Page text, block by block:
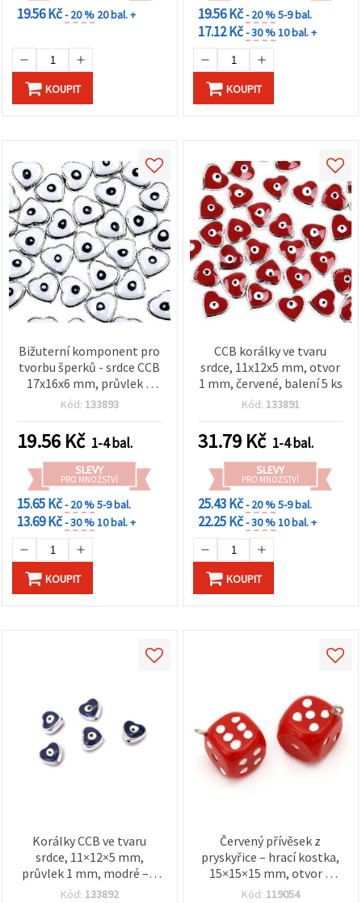
19.56 Kč- 20 % 20 bal. +
KOUPIT
19.56 Kč- 20 %5-9 bal.
17.12 Kč- 30 %10 bal. +
KOUPIT
Bižuterní komponent pro
tvorbu šperků - srdce CCB
17x16x6 mm, průvlek 1
mm, bílá, 5 ks
Kód: 133893
19.56 Kč 1-4 bal.
SLEVY
PRO MNOŽSTVÍ
15.65 Kč- 20 %5-9 bal.
13.69 Kč- 30 %10 bal. +
KOUPIT
CCB korálky ve tvaru
srdce, 11x12x5 mm, otvor
1 mm, červené, balení 5 ks
Kód: 133891
31.79 Kč 1-4 bal.
SLEVY
PRO MNOŽSTVÍ
25.43 Kč- 20 %5-9 bal.
22.25 Kč- 30 %10 bal. +
KOUPIT
Korálky CCB ve tvaru
srdce, 11×12×5 mm,
průvlek 1 mm, modré – 5
ks
Kód: 133892
Červený přívěsek z
pryskyřice – hrací kostka,
15×15×15 mm, otvor 2
mm
Kód: 119054